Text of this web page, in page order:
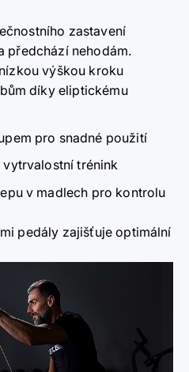
zastavení
předchází nehodám.
výškou kroku
díky eliptickému
pro snadné použití
trénink
v madlech pro kontrolu
pedály zajišťuje optimální